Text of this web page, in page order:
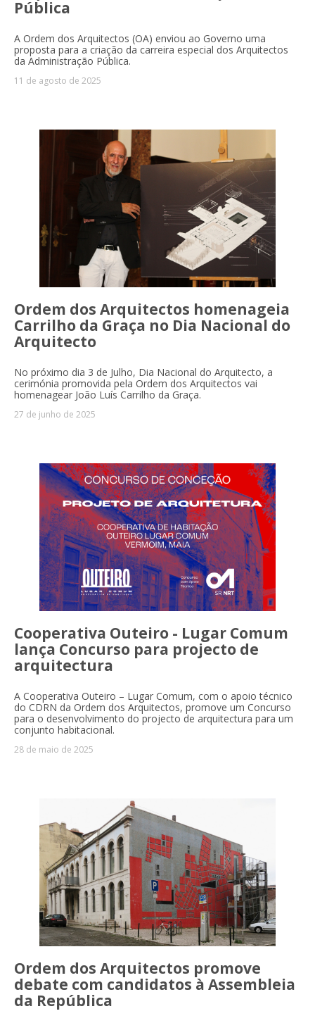
Pública
A Ordem dos Arquitectos (OA) enviou ao Governo uma
proposta para a criação da carreira especial dos Arquitectos
da Administração Pública.
11 de agosto de 2025
Ordem dos Arquitectos homenageia
Carrilho da Graça no Dia Nacional do
Arquitecto
No próximo dia 3 de Julho, Dia Nacional do Arquitecto, a
cerimónia promovida pela Ordem dos Arquitectos vai
homenagear João Luís Carrilho da Graça.
27 de junho de 2025
Cooperativa Outeiro - Lugar Comum
lança Concurso para projecto de
arquitectura
A Cooperativa Outeiro – Lugar Comum, com o apoio técnico
do CDRN da Ordem dos Arquitectos, promove um Concurso
para o desenvolvimento do projecto de arquitectura para um
conjunto habitacional.
28 de maio de 2025
Ordem dos Arquitectos promove
debate com candidatos à Assembleia
da República